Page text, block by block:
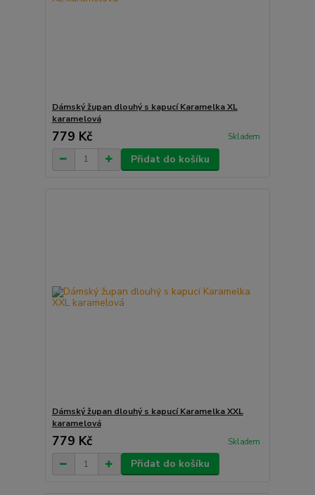
Dámský župan dlouhý s kapucí Karamelka XL
karamelová
779 Kč Skladem
Přidat do košíku
Dámský župan dlouhý s kapucí Karamelka XXL
karamelová
779 Kč Skladem
Přidat do košíku